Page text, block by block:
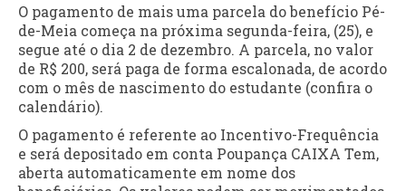
O pagamento de mais uma parcela do benefício Pé-
de-Meia começa na próxima segunda-feira, (25), e
segue até o dia 2 de dezembro. A parcela, no valor
de R$ 200, será paga de forma escalonada, de acordo
com o mês de nascimento do estudante (confira o
calendário).
O pagamento é referente ao Incentivo-Frequência
e será depositado em conta Poupança CAIXA Tem,
aberta automaticamente em nome dos